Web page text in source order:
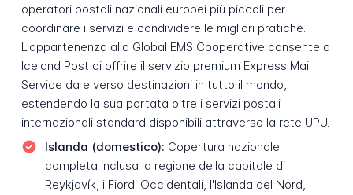
operatori postali nazionali europei più piccoli per
coordinare i servizi e condividere le migliori pratiche.
L'appartenenza alla Global EMS Cooperative consente a
Iceland Post di offrire il servizio premium Express Mail
Service da e verso destinazioni in tutto il mondo,
estendendo la sua portata oltre i servizi postali
internazionali standard disponibili attraverso la rete UPU.
Islanda (domestico): Copertura nazionale
completa inclusa la regione della capitale di
Reykjavík, i Fiordi Occidentali, l'Islanda del Nord,